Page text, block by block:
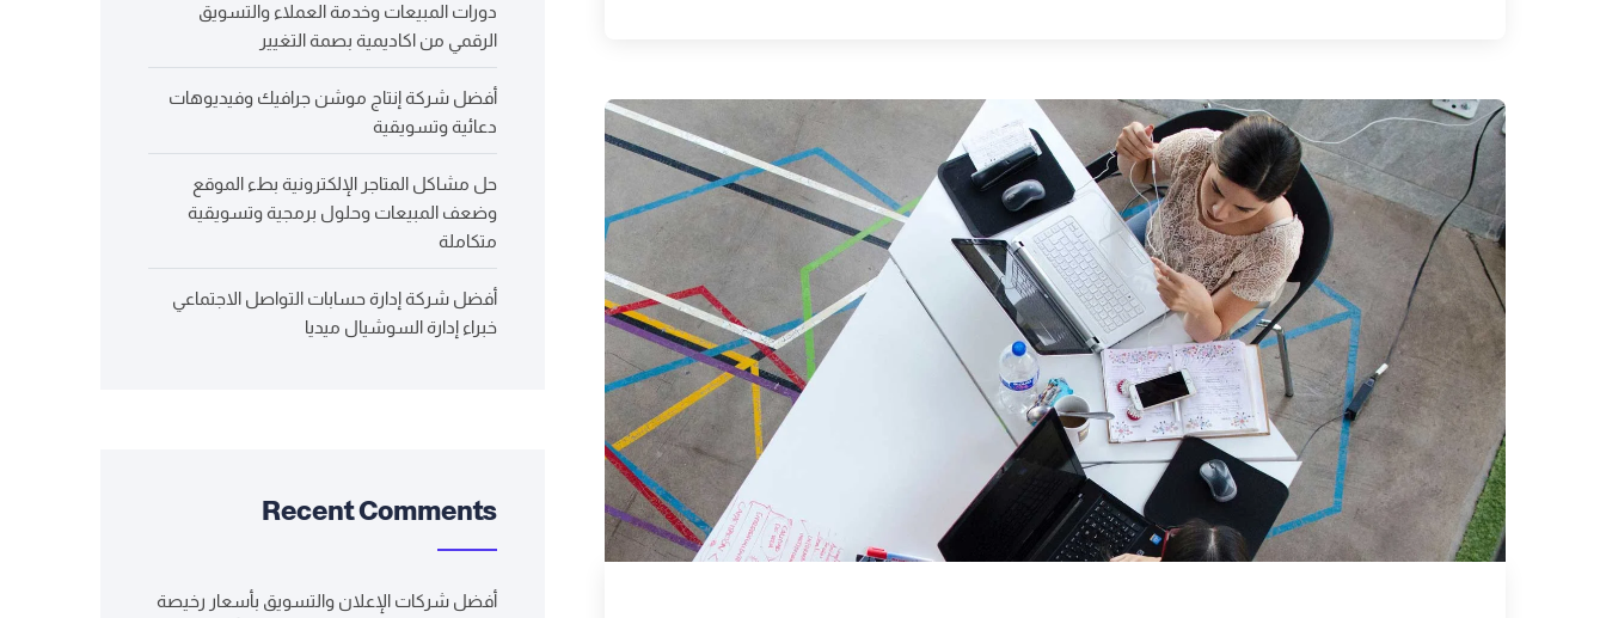
دورات المبيعات وخدمة العملاء والتسويق
الرقمي من اكاديمية بصمة التغيير
أفضل شركة إنتاج موشن جرافيك وفيديوهات
دعائية وتسويقية
حل مشاكل المتاجر الإلكترونية بطء الموقع
وضعف المبيعات وحلول برمجية وتسويقية
متكاملة
أفضل شركة إدارة حسابات التواصل الاجتماعي
خبراء إدارة السوشيال ميديا
Recent Comments
أفضل شركات الإعلان والتسويق بأسعار رخيصة